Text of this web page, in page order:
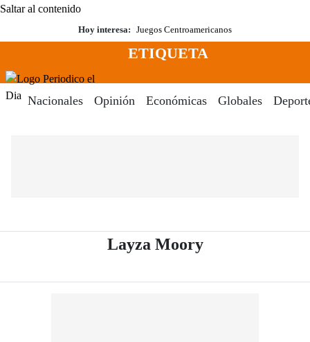
Saltar al contenido
Hoy interesa: Juegos Centroamericanos
Menú
ETIQUETA
Nacionales Opinión Económicas Globales
Layza Moory- Periódico El